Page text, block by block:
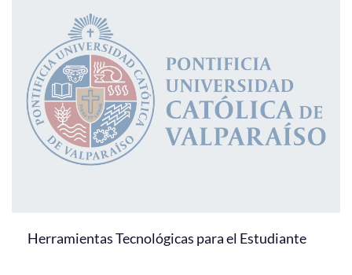
Herramientas Tecnológicas para el Estudiante